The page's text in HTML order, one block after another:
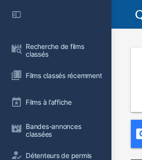
Recherche de films
classés
Films classés récemment
Films à l’affiche
Bandes-annonces
classées
Détenteurs de permis